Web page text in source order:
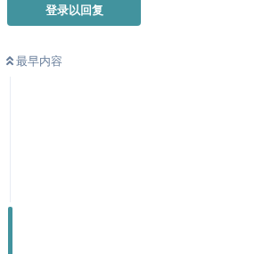
登录以回复
最早内容